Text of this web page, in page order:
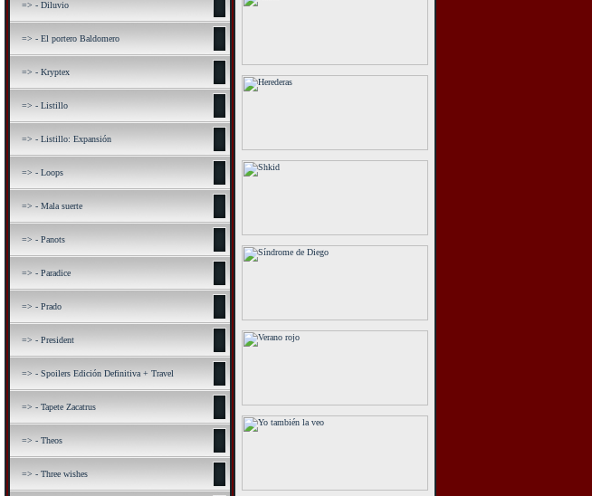
=> - Diluvio
=> - El portero Baldomero
=> - Kryptex
=> - Listillo
=> - Listillo: Expansión
=> - Loops
=> - Mala suerte
=> - Panots
=> - Paradice
=> - Prado
=> - President
=> - Spoilers Edición Definitiva + Travel
=> - Tapete Zacatrus
=> - Theos
=> - Three wishes